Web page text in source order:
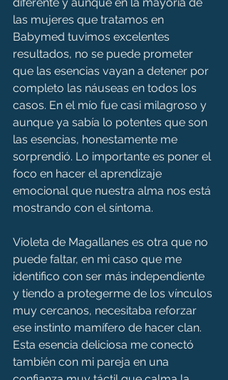
las mujeres que tratamos en
Babymed tuvimos excelentes
resultados, no se puede prometer
que las esencias vayan a detener por
completo las náuseas en todos los
casos. En el mío fue casi milagroso y
aunque ya sabía lo potentes que son
las esencias, honestamente me
sorprendió. Lo importante es poner el
foco en hacer el aprendizaje
emocional que nuestra alma nos está
mostrando con el síntoma.
Violeta de Magallanes es otra que no
puede faltar, en mi caso que me
identifico con ser más independiente
y tiendo a protegerme de los vínculos
muy cercanos, necesitaba reforzar
ese instinto mamífero de hacer clan.
Esta esencia deliciosa me conectó
también con mi pareja en una